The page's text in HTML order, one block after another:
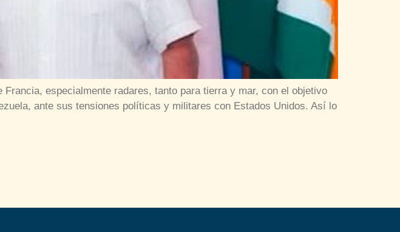
especialmente radares, tanto para tierra y mar, con el objetivo
ante sus tensiones políticas y militares con Estados Unidos. Así lo